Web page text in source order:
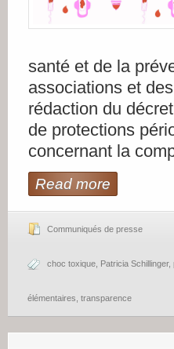
santé et de la
associations et
rédaction du
de protections
concernant la
Read more
Communiqués de presse
choc toxique Patricia Schillinger,
élémentaires transparence